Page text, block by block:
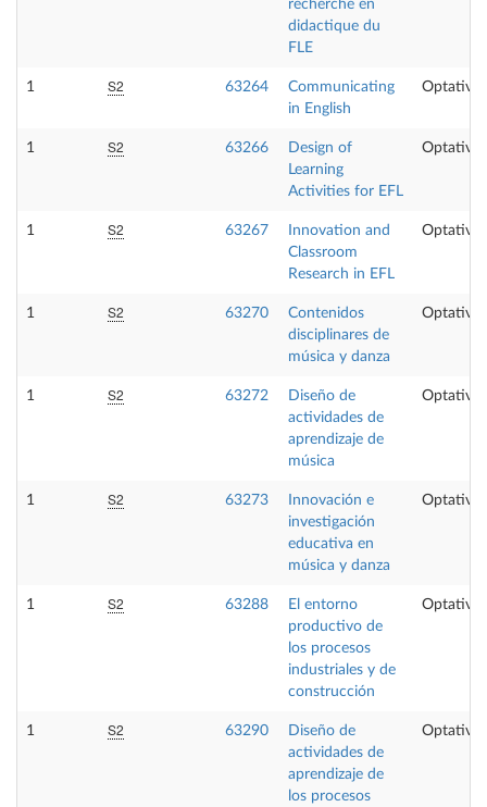
recherche en
didactique du
FLE
1 S2 63264
Communicating
in English
Optativa
1 S2 63266
Design of
Learning
Activities for EFL
Optativa
1 S2 63267
Innovation and
Classroom
Research in EFL
Optativa
1 S2 63270
Contenidos
disciplinares de
música y danza
Optativa
1 S2 63272
Diseño de
actividades de
aprendizaje de
música
Optativa
1 S2 63273
Innovación e
investigación
educativa en
música y danza
Optativa
1 S2 63288
El entorno
productivo de
los procesos
industriales y de
construcción
Optativa
1 S2 63290
Diseño de
actividades de
aprendizaje de
los procesos
Optativa